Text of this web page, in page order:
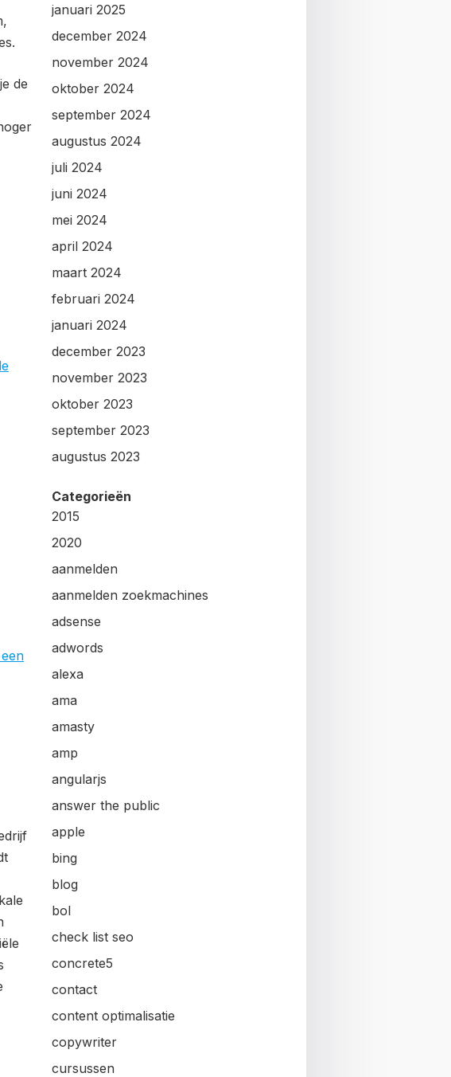
de
januari 2025
december 2024
november 2024
oktober 2024
september 2024
augustus 2024
juli 2024
juni 2024
mei 2024
april 2024
maart 2024
februari 2024
januari 2024
december 2023
november 2023
oktober 2023
september 2023
augustus 2023
Categorieën
2015
2020
aanmelden
aanmelden zoekmachines
adsense
adwords
alexa
ama
amasty
amp
angularjs
answer the public
apple
bing
blog
bol
check list seo
concrete5
contact
content optimalisatie
copywriter
cursussen